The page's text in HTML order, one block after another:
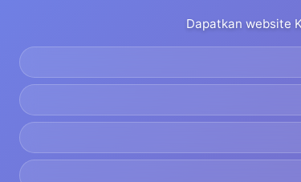
Dapatkan website